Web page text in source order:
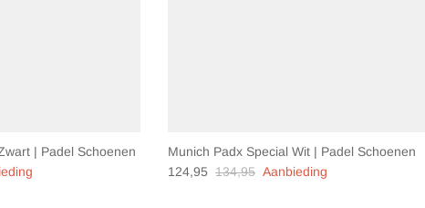
| Padel Schoenen
Munich Padx Special Wit | Padel Schoenen
124,95 134,95 Aanbieding